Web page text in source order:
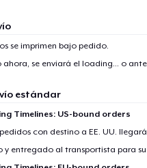
se imprimen bajo pedido.
ahora, se enviará el loading... o
estándar
Timelines: US-bound orders
con destino a EE. UU.
y entregado al transportista para